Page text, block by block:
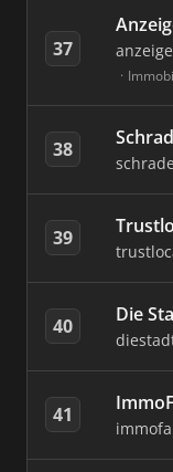
37
38
39
40 Die
41